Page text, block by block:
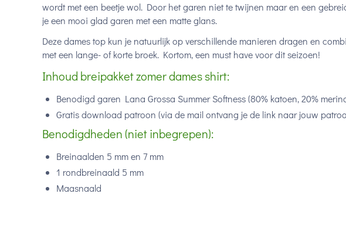
wordt met een beetje wol. Door het garen niet te twijnen maar en een
je een mooi glad garen met een matte glans.
Deze dames top kun je natuurlijk op verschillende manieren dragen en
met een lange- of korte broek. Kortom, een must have voor dit seizoen!
Inhoud breipakket zomer dames shirt:
Benodigd garen Lana Grossa Summer Softness (80% katoen, 20%
Gratis download patroon (via de mail ontvang je de link naar jouw
Benodigdheden (niet inbegrepen):
Breinaalden 5 mm en 7 mm
1 rondbreinaald 5 mm
Maasnaald